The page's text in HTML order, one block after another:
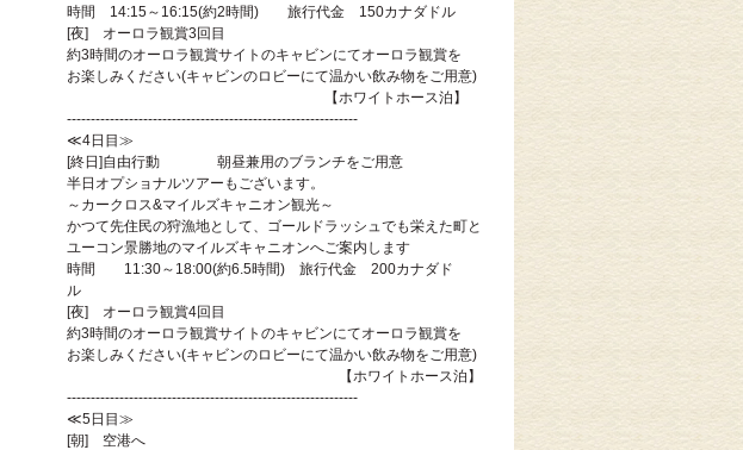
時間 14:15～16:15(約2時間) 旅行代金 150カナダドル
[夜] オーロラ観賞3回目
約3時間のオーロラ観賞サイトのキャビンにてオーロラ観賞を
お楽しみください(キャビンのロビーにて温かい飲み物をご用意)
【ホワイトホース泊】
-------------------------------------------------------------
≪4日目≫
[終日]自由行動 朝昼兼用のブランチをご用意
半日オプショナルツアーもございます。
～カークロス&マイルズキャニオン観光～
かつて先住民の狩漁地として、ゴールドラッシュでも栄えた町と
ユーコン景勝地のマイルズキャニオンへご案内します
時間 11:30～18:00(約6.5時間) 旅行代金 200カナダド
ル
[夜] オーロラ観賞4回目
約3時間のオーロラ観賞サイトのキャビンにてオーロラ観賞を
お楽しみください(キャビンのロビーにて温かい飲み物をご用意)
【ホワイトホース泊】
-------------------------------------------------------------
≪5日目≫
[朝] 空港へ